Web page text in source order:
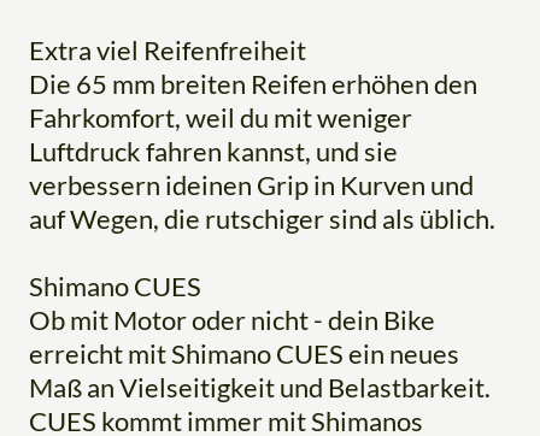
Extra viel Reifenfreiheit
Die 65 mm breiten Reifen erhöhen den
Fahrkomfort, weil du mit weniger
Luftdruck fahren kannst, und sie
verbessern ideinen Grip in Kurven und
auf Wegen, die rutschiger sind als üblich.
Shimano CUES
Ob mit Motor oder nicht - dein Bike
erreicht mit Shimano CUES ein neues
Maß an Vielseitigkeit und Belastbarkeit.
CUES kommt immer mit Shimanos